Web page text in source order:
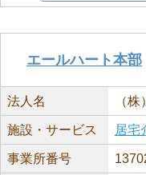
エールハート本部
法人名 （
施設・サービス 居宅
事業所番号